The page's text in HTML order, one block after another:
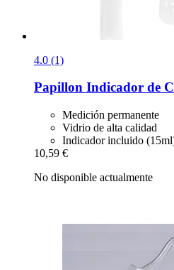
4.0 (1)
Papillon Indicador de
Medición permanente
Vidrio de alta calidad
Indicador incluido
10,59 €
No disponible actualmente